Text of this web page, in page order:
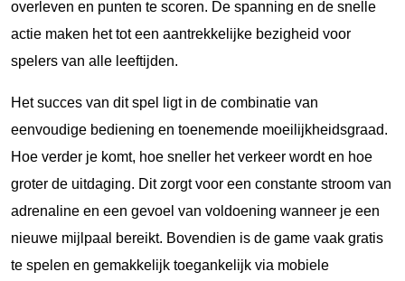
overleven en punten te scoren. De spanning en de snelle
actie maken het tot een aantrekkelijke bezigheid voor
spelers van alle leeftijden.
Het succes van dit spel ligt in de combinatie van
eenvoudige bediening en toenemende moeilijkheidsgraad.
Hoe verder je komt, hoe sneller het verkeer wordt en hoe
groter de uitdaging. Dit zorgt voor een constante stroom van
adrenaline en een gevoel van voldoening wanneer je een
nieuwe mijlpaal bereikt. Bovendien is de game vaak gratis
te spelen en gemakkelijk toegankelijk via mobiele